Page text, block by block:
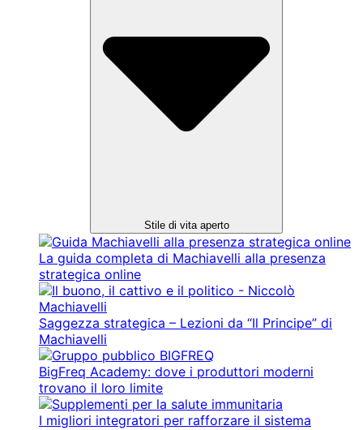
Stile di vita aperto
La guida completa di Machiavelli alla presenza
strategica online
Saggezza strategica – Lezioni da “Il Principe” di
Machiavelli
BigFreq Academy: dove i produttori moderni
trovano il loro limite
I migliori integratori per rafforzare il sistema